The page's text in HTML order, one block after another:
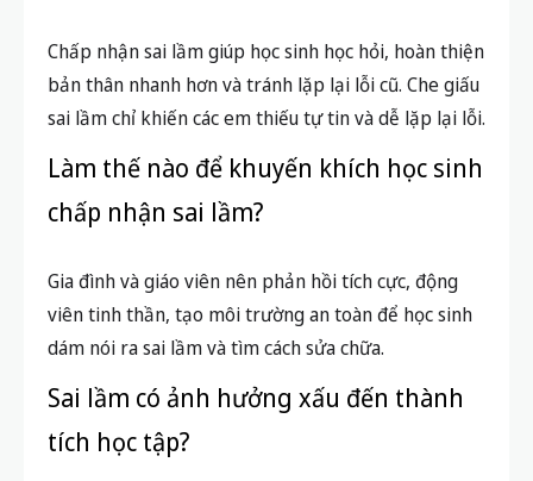
Chấp nhận sai lầm giúp học sinh học hỏi, hoàn thiện
bản thân nhanh hơn và tránh lặp lại lỗi cũ. Che giấu
sai lầm chỉ khiến các em thiếu tự tin và dễ lặp lại lỗi.
Làm thế nào để khuyến khích học sinh
chấp nhận sai lầm?
Gia đình và giáo viên nên phản hồi tích cực, động
viên tinh thần, tạo môi trường an toàn để học sinh
dám nói ra sai lầm và tìm cách sửa chữa.
Sai lầm có ảnh hưởng xấu đến thành
tích học tập?